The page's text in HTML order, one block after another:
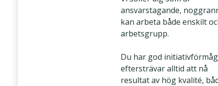
ansvarstagande,
kan arbeta både enskilt
arbetsgrupp.
Du har god
eftersträvar alltid att nå
resultat av hög kvalité,